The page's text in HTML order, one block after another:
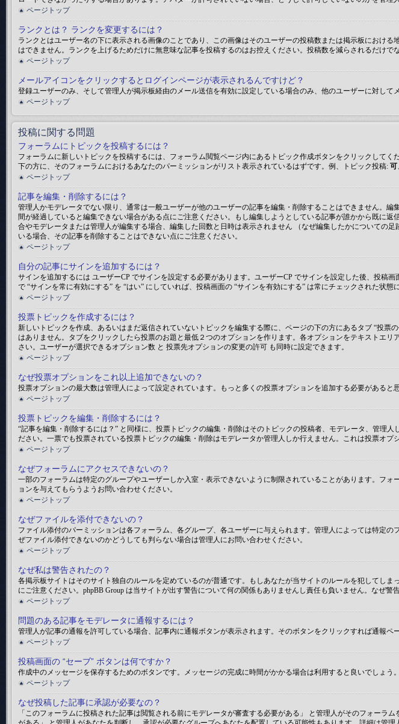
ページトップ
ランクとは？ ランクを変更するには？
ランクとはユーザー名の下に表示される画像のことであり、この画像はそのユーザーの投稿数または掲示板におけ
はできません。ランクを上げるためだけに無意味な記事を投稿するのはお控えください。投稿数を減らされるだけ
ページトップ
メールアイコンをクリックするとログインページが表示されるんですけど？
登録ユーザーのみ、そして管理人が掲示板経由のメール送信を有効に設定している場合のみ、他のユーザーに対し
ページトップ
投稿に関する問題
フォーラムにトピックを投稿するには？
フォーラムに新しいトピックを投稿するには、フォーラム閲覧ページ内にあるトピック作成ボタンをクリックして
下の方に、そのフォーラムにおけるあなたのパーミッションがリスト表示されているはずです。例、トピック投稿: 可
ページトップ
記事を編集・削除するには？
管理人かモデレータでない限り、通常は一般ユーザーが他のユーザーの記事を編集・削除することはできません。
間が経過していると編集できない場合がある点にご注意ください。もし編集しようとしている記事が誰かから既に
合やモデレータまたは管理人が編集する場合、編集した回数と日時は表示されません （なぜ編集したかについての
いる場合、その記事を削除することはできない点にご注意ください。
ページトップ
自分の記事にサインを追加するには？
サインを追加するには ユーザーCP でサインを設定する必要があります。ユーザーCP でサインを設定した後、投稿
で “サインを常に有効にする” を “はい” にしていれば、投稿画面の “サインを有効にする” は常にチェックされた状
ページトップ
投票トピックを作成するには？
新しいトピックを作成、あるいはまだ返信されていないトピックを編集する際に、ページの下の方にあるタブ “投
はありません。タブをクリックしたら投票のお題と最低２つのオプションを作ります。各オプションをテキストエ
さい。ユーザーが選択できるオプション数 と 投票先オプションの変更の許可 も同時に設定できます。
ページトップ
なぜ投票オプションをこれ以上追加できないの？
投票オプションの最大数は管理人によって設定されています。もっと多くの投票オプションを追加する必要があると
ページトップ
投票トピックを編集・削除するには？
“記事を編集・削除するには？” と同様に、投票トピックの編集・削除はそのトピックの投稿者、モデレータ、管理
ださい。一票でも投票されている投票トピックの編集・削除はモデレータか管理人しか行えません。これは投票オプ
ページトップ
なぜフォーラムにアクセスできないの？
一部のフォーラムは特定のグループやユーザーしか入室・表示できないように制限されていることがあります。フ
ョンを与えてもらうようお問い合わせください。
ページトップ
なぜファイルを添付できないの？
ファイル添付のパーミッションは各フォーラム、各グループ、各ユーザーに与えられます。管理人によっては特定
ぜファイル添付できないのかどうしても判らない場合は管理人にお問い合わせください。
ページトップ
なぜ私は警告されたの？
各掲示板サイトはそのサイト独自のルールを定めているのが普通です。もしあなたが当サイトのルールを犯してし
にご注意ください。phpBB Group は当サイトが出す警告について何の関係もありませんし責任も負いません。なぜ
ページトップ
問題のある記事をモデレータに通報するには？
管理人が記事の通報を許可している場合、記事内に通報ボタンが表示されます。そのボタンをクリックすれば通報ペ
ページトップ
投稿画面の “セーブ” ボタンは何ですか？
作成中のメッセージを保存するためのボタンです。メッセージの完成に時間がかかる場合は利用すると良いでしょう
ページトップ
なぜ投稿した記事に承認が必要なの？
「このフォーラムに投稿された記事は閲覧される前にモデレータが審査する必要がある」 と管理人がそのフォー